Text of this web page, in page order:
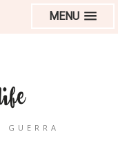
MENU